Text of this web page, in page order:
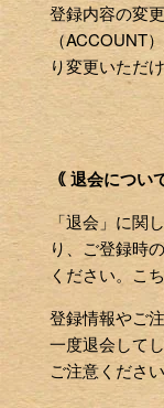
登録内容の変
（ACCOUNT
り変更いただけ
｟ 退会につい
「退会」に関
り、ご登録時
ください。こ
登録情報やご
一度退会して
ご注意ください